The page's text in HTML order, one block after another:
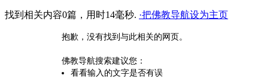
找到相关内容0篇，用时14毫秒. ·把佛教导航设为主页
抱歉，没有找到与此相关的网页。
佛教导航搜索建议您：
看看输入的文字是否有误